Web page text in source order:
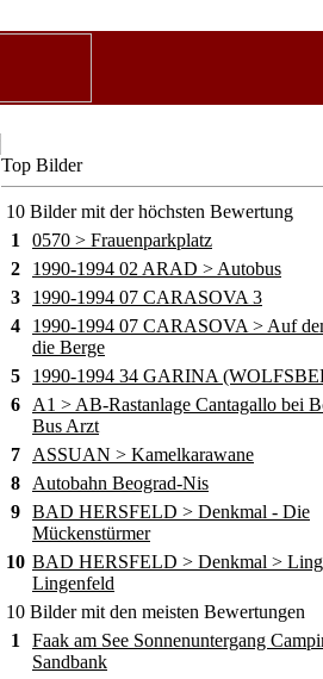
Top Bilder
10 Bilder mit der höchsten Bewertung
1
0570 > Frauenparkplatz
2
1990-1994 02 ARAD > Autobus
3
1990-1994 07 CARASOVA 3
4
1990-1994 07 CARASOVA > Auf
die Berge
5
1990-1994 34 GARINA
6
A1 > AB-Rastanlage Cantagallo bei
Bus Arzt
7
ASSUAN > Kamelkarawane
8
Autobahn Beograd-Nis
9 BAD HERSFELD > Denkmal - Die
Mückenstürmer
10 BAD HERSFELD > Denkmal >
Lingenfeld
10 Bilder mit den meisten Bewertungen
1
Faak am See Sonnenuntergang
Sandbank